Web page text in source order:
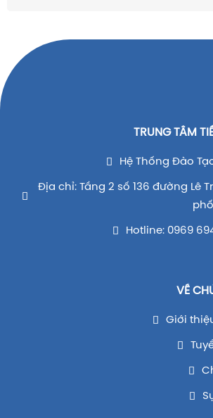
TRUNG TÂM
Hệ Thống Đào
Địa chỉ: Tầng 2 số 136 đường Lê
Hotline: 0969
VỀ
Giới